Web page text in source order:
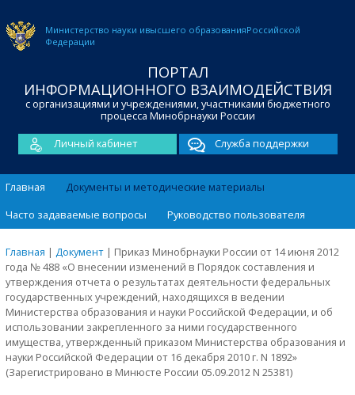
Министерство науки ивысшего образованияРоссийской
Федерации
ПОРТАЛ
ИНФОРМАЦИОННОГО ВЗАИМОДЕЙСТВИЯ
с организациями и учреждениями, участниками бюджетного
процесса Минобрнауки России
Личный кабинет
Служба поддержки
Главная
Документы и методические материалы
Часто задаваемые вопросы
Руководство пользователя
Главная | Документ | Приказ Минобрнауки России от 14 июня 2012
года № 488 «О внесении изменений в Порядок составления и
утверждения отчета о результатах деятельности федеральных
государственных учреждений, находящихся в ведении
Министерства образования и науки Российской Федерации, и об
использовании закрепленного за ними государственного
имущества, утвержденный приказом Министерства образования и
науки Российской Федерации от 16 декабря 2010 г. N 1892»
(Зарегистрировано в Минюсте России 05.09.2012 N 25381)